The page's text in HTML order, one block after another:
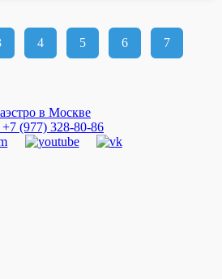
4 5 6 7
+7 (977) 328-80-86